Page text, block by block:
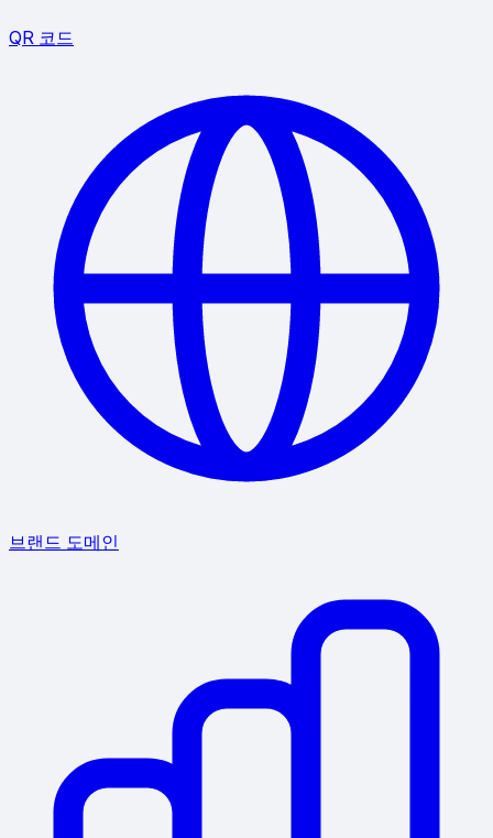
QR 코드
브랜드 도메인